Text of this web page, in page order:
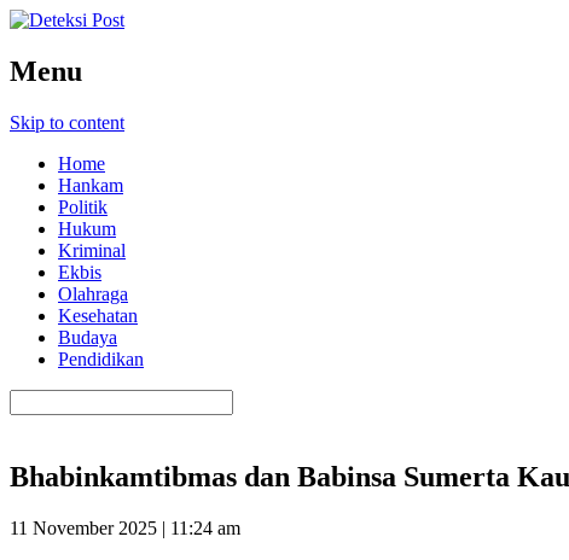
Menu
Skip to content
Home
Hankam
Politik
Hukum
Kriminal
Ekbis
Olahraga
Kesehatan
Budaya
Pendidikan
Bhabinkamtibmas dan Babinsa Sumerta
11 November 2025 | 11:24 am